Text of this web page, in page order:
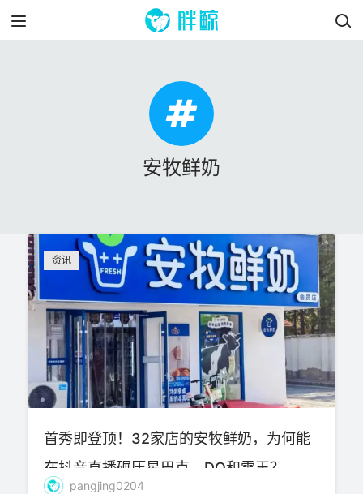
安牧鲜奶
资讯
首秀即登顶！32家店的安牧鲜奶，为何能
在抖音直播碾压星巴克、DQ和雪王？
pangjing0204